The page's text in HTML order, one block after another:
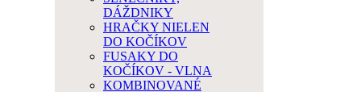
DÁŽDNIKY
HRAČKY NIELEN
DO KOČÍKOV
FUSAKY DO
KOČÍKOV - VLNA
KOMBINOVANÉ